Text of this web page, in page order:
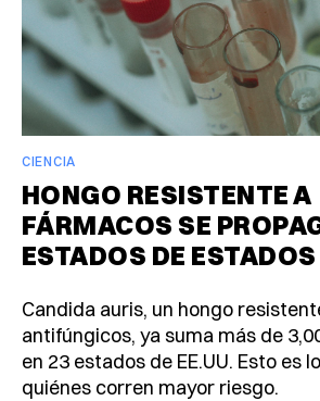
CIENCIA
HONGO RESISTENTE A
FÁRMACOS SE
ESTADOS DE
Candida auris, un hongo
antifúngicos, ya suma más de
en 23 estados de EE.UU. Esto es
quiénes corren mayor riesgo.